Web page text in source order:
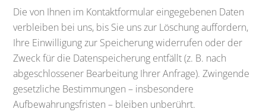
Die von Ihnen im Kontaktformular eingegebenen Daten
verbleiben bei uns, bis Sie uns zur Löschung auffordern,
Ihre Einwilligung zur Speicherung widerrufen oder der
Zweck für die Datenspeicherung entfällt (z. B. nach
abgeschlossener Bearbeitung Ihrer Anfrage). Zwingende
gesetzliche Bestimmungen – insbesondere
Aufbewahrungsfristen – bleiben unberührt.